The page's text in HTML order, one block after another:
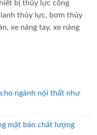
bị thủy lực công
thủy lực, bơm thủy
xe nâng tay, xe nâng
ngành nội thất như
mặt bàn chất lượng